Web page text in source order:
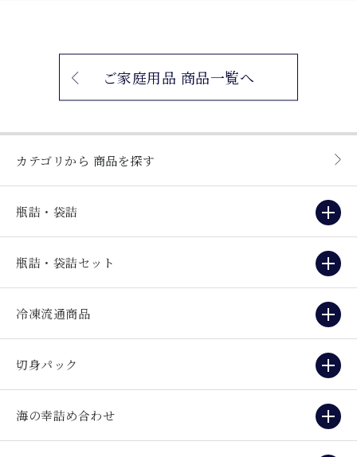
ご家庭用品 商品一覧へ
カテゴリから 商品を探す
瓶詰・袋詰
瓶詰・袋詰セット
冷凍流通商品
切身パック
海の幸詰め合わせ